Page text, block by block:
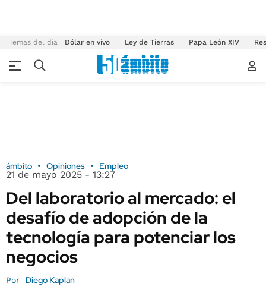
Temas del día Dólar en vivo Ley de Tierras Papa León XIV
ámbito Opiniones Empleo
21 de mayo 2025 - 13:27
Del laboratorio al mercado: el
desafío de adopción de la
tecnología para potenciar los
negocios
Por Diego Kaplan